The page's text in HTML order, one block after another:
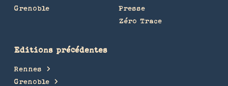
Grenoble
Presse
Zéro Trace
Editions précédentes
Rennes
Grenoble